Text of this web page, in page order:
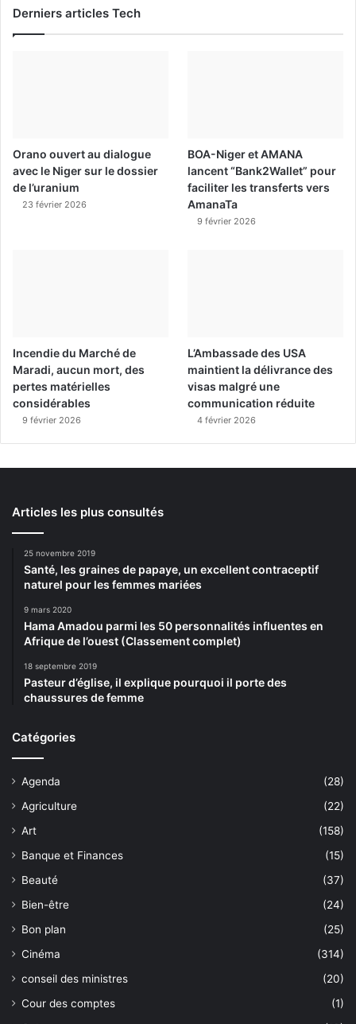
Derniers articles Tech
Orano ouvert au dialogue
avec le Niger sur le dossier
de l’uranium
23 février 2026
BOA-Niger et AMANA
lancent “Bank2Wallet” pour
faciliter les transferts vers
AmanaTa
9 février 2026
Incendie du Marché de
Maradi, aucun mort, des
pertes matérielles
considérables
9 février 2026
L’Ambassade des USA
maintient la délivrance des
visas malgré une
communication réduite
4 février 2026
Articles les plus consultés
25 novembre 2019
Santé, les graines de papaye, un excellent contraceptif
naturel pour les femmes mariées
9 mars 2020
Hama Amadou parmi les 50 personnalités influentes en
Afrique de l’ouest (Classement complet)
18 septembre 2019
Pasteur d’église, il explique pourquoi il porte des
chaussures de femme
Catégories
Agenda
(28)
Agriculture
(22)
Art
(158)
Banque et Finances
(15)
Beauté
(37)
Bien-être
(24)
Bon plan
(25)
Cinéma
(314)
conseil des ministres
(20)
Cour des comptes
(1)